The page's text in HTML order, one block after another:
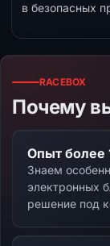
в безопасных
RACEBOX
Почему
Опыт более
Знаем
электронных
решение под